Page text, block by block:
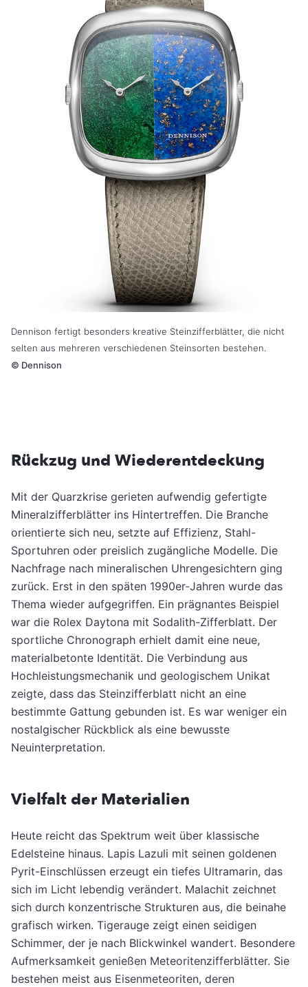
Dennison fertigt besonders kreative Steinzifferblätter, die nicht
selten aus mehreren verschiedenen Steinsorten bestehen.
© Dennison
Rückzug und Wiederentdeckung
Mit der Quarzkrise gerieten aufwendig gefertigte
Mineralzifferblätter ins Hintertreffen. Die Branche
orientierte sich neu, setzte auf Effizienz, Stahl-
Sportuhren oder preislich zugängliche Modelle. Die
Nachfrage nach mineralischen Uhrengesichtern ging
zurück. Erst in den späten 1990er-Jahren wurde das
Thema wieder aufgegriffen. Ein prägnantes Beispiel
war die Rolex Daytona mit Sodalith-Zifferblatt. Der
sportliche Chronograph erhielt damit eine neue,
materialbetonte Identität. Die Verbindung aus
Hochleistungsmechanik und geologischem Unikat
zeigte, dass das Steinzifferblatt nicht an eine
bestimmte Gattung gebunden ist. Es war weniger ein
nostalgischer Rückblick als eine bewusste
Neuinterpretation.
Vielfalt der Materialien
Heute reicht das Spektrum weit über klassische
Edelsteine hinaus. Lapis Lazuli mit seinen goldenen
Pyrit-Einschlüssen erzeugt ein tiefes Ultramarin, das
sich im Licht lebendig verändert. Malachit zeichnet
sich durch konzentrische Strukturen aus, die beinahe
grafisch wirken. Tigerauge zeigt einen seidigen
Schimmer, der je nach Blickwinkel wandert. Besondere
Aufmerksamkeit genießen Meteoritenzifferblätter. Sie
bestehen meist aus Eisenmeteoriten, deren